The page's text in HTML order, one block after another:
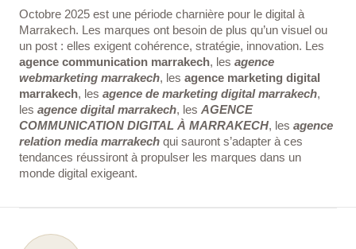
Octobre 2025 est une période charnière pour le digital à
Marrakech. Les marques ont besoin de plus qu’un visuel ou
un post : elles exigent cohérence, stratégie, innovation. Les
agence communication marrakech, les agence
webmarketing marrakech, les agence marketing digital
marrakech, les agence de marketing digital marrakech,
les agence digital marrakech, les AGENCE
COMMUNICATION DIGITAL À MARRAKECH, les agence
relation media marrakech qui sauront s’adapter à ces
tendances réussiront à propulser les marques dans un
monde digital exigeant.